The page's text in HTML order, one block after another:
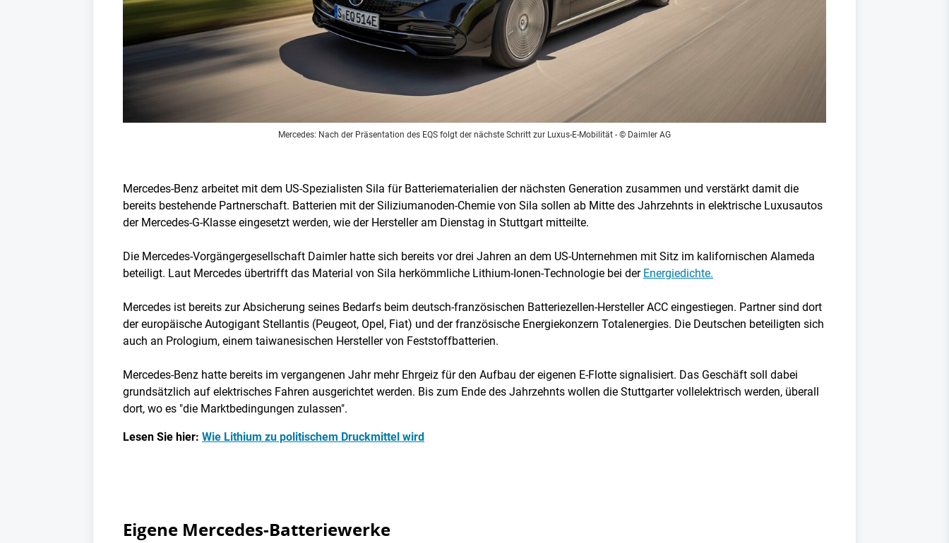
Mercedes: Nach der Präsentation des EQS folgt der nächste Schritt zur Luxus-E-Mobilität - © Daimler AG
Mercedes-Benz arbeitet mit dem US-Spezialisten Sila für Batteriematerialien der nächsten Generation zusammen und verstärkt damit die
bereits bestehende Partnerschaft. Batterien mit der Siliziumanoden-Chemie von Sila sollen ab Mitte des Jahrzehnts in elektrische Luxusautos
der Mercedes-G-Klasse eingesetzt werden, wie der Hersteller am Dienstag in Stuttgart mitteilte.
Die Mercedes-Vorgängergesellschaft Daimler hatte sich bereits vor drei Jahren an dem US-Unternehmen mit Sitz im kalifornischen Alameda
beteiligt. Laut Mercedes übertrifft das Material von Sila herkömmliche Lithium-Ionen-Technologie bei der Energiedichte.
Mercedes ist bereits zur Absicherung seines Bedarfs beim deutsch-französischen Batteriezellen-Hersteller ACC eingestiegen. Partner sind dort
der europäische Autogigant Stellantis (Peugeot, Opel, Fiat) und der französische Energiekonzern Totalenergies. Die Deutschen beteiligten sich
auch an Prologium, einem taiwanesischen Hersteller von Feststoffbatterien.
Mercedes-Benz hatte bereits im vergangenen Jahr mehr Ehrgeiz für den Aufbau der eigenen E-Flotte signalisiert. Das Geschäft soll dabei
grundsätzlich auf elektrisches Fahren ausgerichtet werden. Bis zum Ende des Jahrzehnts wollen die Stuttgarter vollelektrisch werden, überall
dort, wo es "die Marktbedingungen zulassen".
Lesen Sie hier: Wie Lithium zu politischem Druckmittel wird
Eigene Mercedes-Batteriewerke